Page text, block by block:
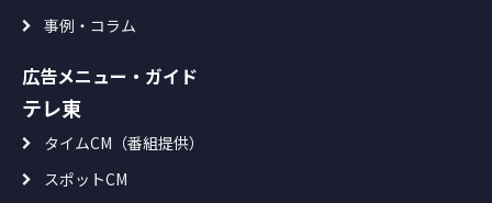
事例・コラム
広告メニュー・ガイド
テレ東
タイムCM（番組提供）
スポットCM